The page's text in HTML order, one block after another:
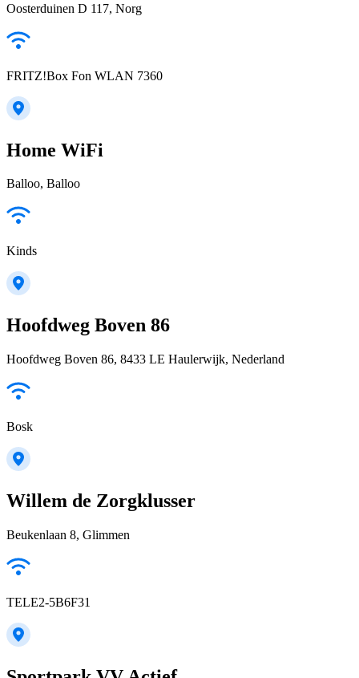
Oosterduinen D 117, Norg
FRITZ!Box Fon WLAN 7360
Home WiFi
Balloo, Balloo
Kinds
Hoofdweg Boven 86
Hoofdweg Boven 86, 8433 LE Haulerwijk, Nederland
Bosk
Willem de Zorgklusser
Beukenlaan 8, Glimmen
TELE2-5B6F31